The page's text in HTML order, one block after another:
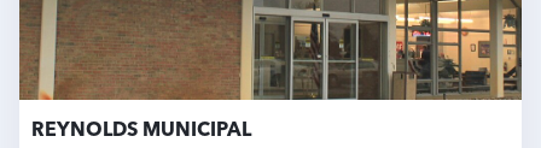
REYNOLDS MUNICIPAL